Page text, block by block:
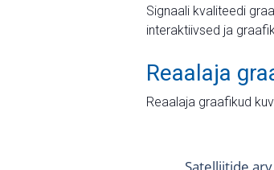
Signaali kvaliteedi
interaktiivsed ja
Reaalaja
Reaalaja graafikud